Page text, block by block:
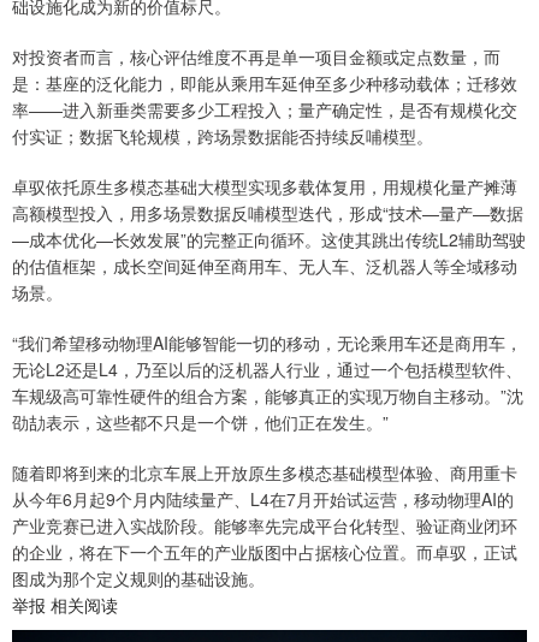
础设施化成为新的价值标尺。
对投资者而言，核心评估维度不再是单一项目金额或定点数量，而
是：基座的泛化能力，即能从乘用车延伸至多少种移动载体；迁移效
率——进入新垂类需要多少工程投入；量产确定性，是否有规模化交
付实证；数据飞轮规模，跨场景数据能否持续反哺模型。
卓驭依托原生多模态基础大模型实现多载体复用，用规模化量产摊薄
高额模型投入，用多场景数据反哺模型迭代，形成“技术—量产—数据
—成本优化—长效发展”的完整正向循环。这使其跳出传统L2辅助驾驶
的估值框架，成长空间延伸至商用车、无人车、泛机器人等全域移动
场景。
“我们希望移动物理AI能够智能一切的移动，无论乘用车还是商用车，
无论L2还是L4，乃至以后的泛机器人行业，通过一个包括模型软件、
车规级高可靠性硬件的组合方案，能够真正的实现万物自主移动。”沈
劭劼表示，这些都不只是一个饼，他们正在发生。”
随着即将到来的北京车展上开放原生多模态基础模型体验、商用重卡
从今年6月起9个月内陆续量产、L4在7月开始试运营，移动物理AI的
产业竞赛已进入实战阶段。能够率先完成平台化转型、验证商业闭环
的企业，将在下一个五年的产业版图中占据核心位置。而卓驭，正试
图成为那个定义规则的基础设施。
举报 相关阅读